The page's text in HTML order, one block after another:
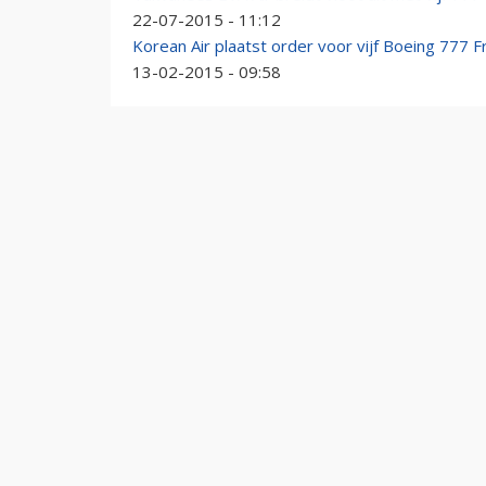
22-07-2015 - 11:12
Korean Air plaatst order voor vijf Boeing 777
13-02-2015 - 09:58